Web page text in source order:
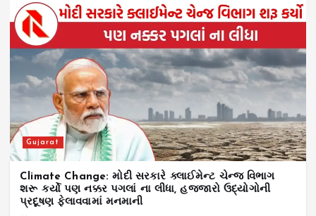
Gujarat
Climate Change: મોદી સરકારે ક્લાઈમેન્ટ ચેન્જ વિભાગ
શરૂ કર્યો પણ નક્કર પગલાં ના લીધા, હજ્જારો ઉદ્યોગોની
પ્રદૂષણ ફેલાવવામાં મનમાની